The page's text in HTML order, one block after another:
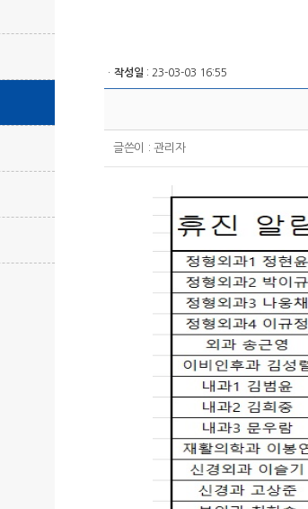
ㆍ 작성일 : 23-03-03 16:55
글쓴이 :관리자